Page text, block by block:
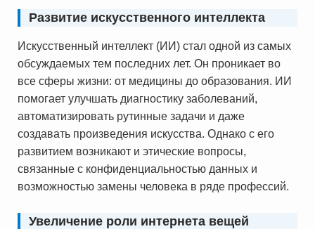
Развитие искусственного интеллекта
Искусственный интеллект (ИИ) стал одной из самых
обсуждаемых тем последних лет. Он проникает во
все сферы жизни: от медицины до образования. ИИ
помогает улучшать диагностику заболеваний,
автоматизировать рутинные задачи и даже
создавать произведения искусства. Однако с его
развитием возникают и этические вопросы,
связанные с конфиденциальностью данных и
возможностью замены человека в ряде профессий.
Увеличение роли интернета вещей